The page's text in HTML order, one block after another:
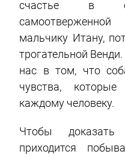
счастье в
мальчику Итану,
трогательной
нас в том, что
чувства,
каждому человеку.
Чтобы
приходится